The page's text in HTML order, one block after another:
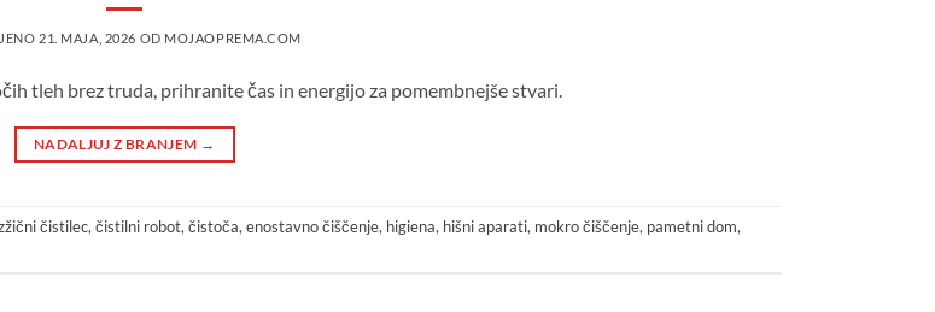
21. MAJA, 2026 OD MOJAOPREMA.COM
tleh brez truda, prihranite čas in energijo za pomembnejše stvari.
NADALJUJ Z BRANJEM →
čistilec,čistilni robot,čistoča,enostavno čiščenje, higiena, hišni aparati, mokro čiščenje, pametni dom,